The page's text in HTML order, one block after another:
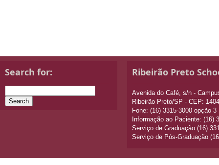
Search for: Ribeirão Preto
Avenida do Café, s/n -
Ribeirão Preto/SP - CEP:
Fone: (16) 3315-3000 opção 3
Informação ao Paciente: (16)
Serviço de Graduação (16)
Serviço de Pós-Graduação